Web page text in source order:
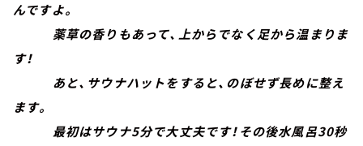
んですよ。
薬草の香りもあって、上からでなく足から温まりま
す！
あと、サウナハットをすると、のぼせず長めに整え
ます。
最初はサウナ5分で大丈夫です！その後水風呂30秒